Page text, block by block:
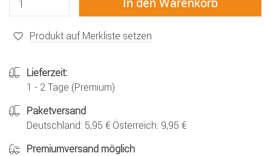
Produkt auf Merkliste setzen
Lieferzeit:
1 - 2 Tage (Premium)
Paketversand
Deutschland: 5,95 € Österreich: 9,95 €
Premiumversand möglich